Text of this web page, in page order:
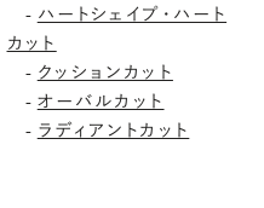
- ハートシェイプ・ハート
カット
- クッションカット
- オーバルカット
- ラディアントカット